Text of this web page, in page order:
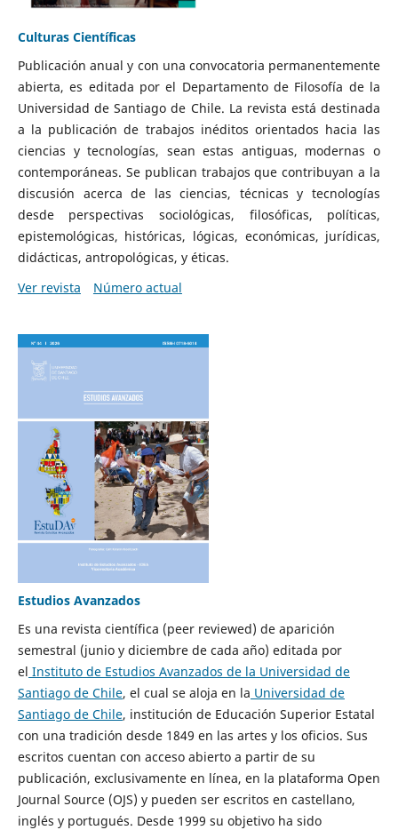
Culturas Científicas
Publicación anual y con una convocatoria permanentemente
abierta, es editada por el Departamento de Filosofía de la
Universidad de Santiago de Chile. La revista está destinada
a la publicación de trabajos inéditos orientados hacia las
ciencias y tecnologías, sean estas antiguas, modernas o
contemporáneas. Se publican trabajos que contribuyan a la
discusión acerca de las ciencias, técnicas y tecnologías
desde perspectivas sociológicas, filosóficas, políticas,
epistemológicas, históricas, lógicas, económicas, jurídicas,
didácticas, antropológicas, y éticas.
Ver revista
Número actual
Estudios Avanzados
Es una revista científica (peer reviewed) de aparición
semestral (junio y diciembre de cada año) editada por
el Instituto de Estudios Avanzados de la Universidad de
Santiago de Chile, el cual se aloja en la Universidad de
Santiago de Chile, institución de Educación Superior Estatal
con una tradición desde 1849 en las artes y los oficios. Sus
escritos cuentan con acceso abierto a partir de su
publicación, exclusivamente en línea, en la plataforma Open
Journal Source (OJS) y pueden ser escritos en castellano,
inglés y portugués. Desde 1999 su objetivo ha sido